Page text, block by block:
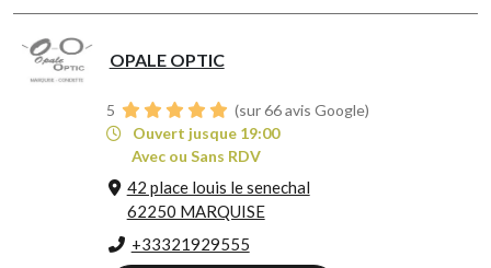
OPALE OPTIC
5
(sur 66 avis Google)
Ouvert jusque 19:00
Avec ou Sans RDV
42 place louis le senechal
62250 MARQUISE
+33321929555